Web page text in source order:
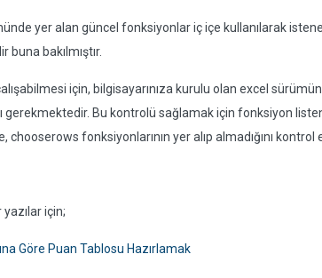
yer alan güncel fonksiyonlar iç içe kullanılarak
buna bakılmıştır.
için, bilgisayarınıza kurulu olan excel
gerekmektedir. Bu kontrolü sağlamak için fonksiyon
fonksiyonlarının yer alıp almadığını kontrol
için;
Göre Puan Tablosu Hazırlamak